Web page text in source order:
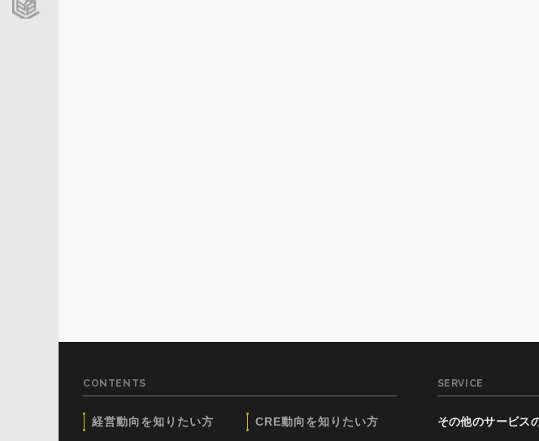
CONTENTS
経営動向を知りたい方 CRE動向を知りたい方
SERVICE
その他のサービス